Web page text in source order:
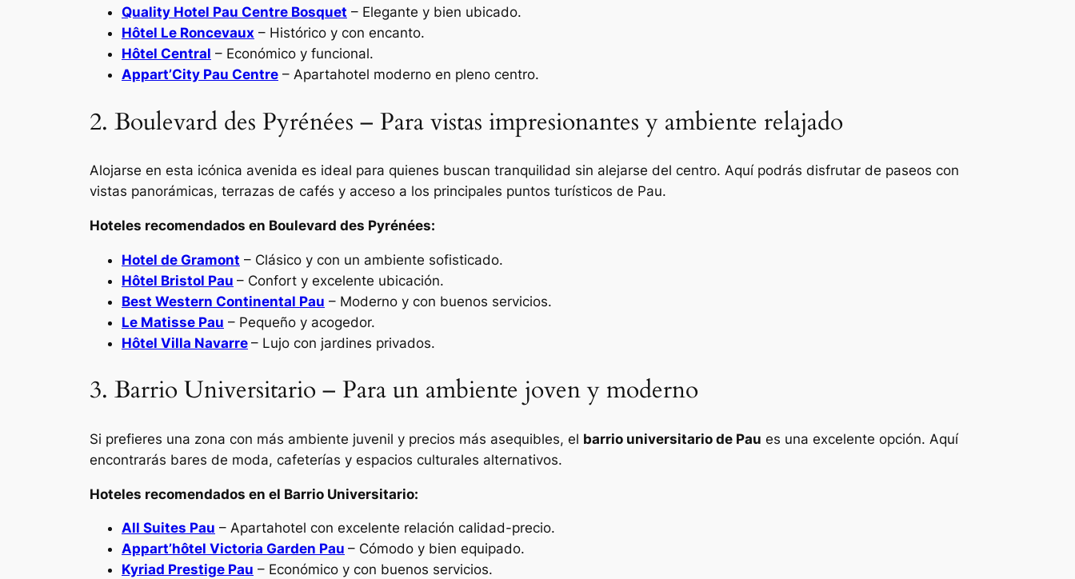
Quality Hotel Pau Centre Bosquet – Elegante y bien ubicado.
Hôtel Le Roncevaux – Histórico y con encanto.
Hôtel Central – Económico y funcional.
Appart’City Pau Centre – Apartahotel moderno en pleno centro.
2. Boulevard des Pyrénées – Para vistas impresionantes y ambiente relajado
Alojarse en esta icónica avenida es ideal para quienes buscan tranquilidad sin alejarse del centro. Aquí podrás disfrutar de paseos con
vistas panorámicas, terrazas de cafés y acceso a los principales puntos turísticos de Pau.
Hoteles recomendados en Boulevard des Pyrénées:
Hotel de Gramont – Clásico y con un ambiente sofisticado.
Hôtel Bristol Pau – Confort y excelente ubicación.
Best Western Continental Pau – Moderno y con buenos servicios.
Le Matisse Pau – Pequeño y acogedor.
Hôtel Villa Navarre – Lujo con jardines privados.
3. Barrio Universitario – Para un ambiente joven y moderno
Si prefieres una zona con más ambiente juvenil y precios más asequibles, el barrio universitario de Pau es una excelente opción. Aquí
encontrarás bares de moda, cafeterías y espacios culturales alternativos.
Hoteles recomendados en el Barrio Universitario:
All Suites Pau – Apartahotel con excelente relación calidad-precio.
Appart’hôtel Victoria Garden Pau – Cómodo y bien equipado.
Kyriad Prestige Pau – Económico y con buenos servicios.